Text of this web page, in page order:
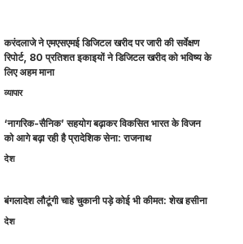
करंदलाजे ने एमएसएमई डिजिटल खरीद पर जारी की सर्वेक्षण
रिपोर्ट, 80 प्रतिशत इकाइयों ने डिजिटल खरीद को भविष्य के
लिए अहम माना
व्यापार
‘नागरिक-सैनिक’ सहयोग बढ़ाकर विकसित भारत के विजन
को आगे बढ़ा रही है प्रादेशिक सेना: राजनाथ
देश
बंगलादेश लौटूंगी चाहे चुकानी पड़े कोई भी कीमत: शेख हसीना
देश